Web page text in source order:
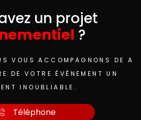
un projet
?
VOUS ACCOMPAGNONS DE A
DE VOTRE ÉVÉNEMENT UN
INOUBLIABLE.
Téléphone